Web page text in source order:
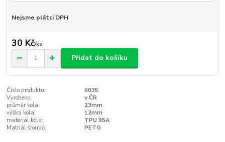
Nejsme plátci DPH
30 Kč/ks
Přidat do košíku
Číslo produktu:
6035
Vyrobeno:
v ČR
průměr kola:
23mm
výška kola:
12mm
materiál kola:
TPU 95A
Matriál šroubů:
PETG